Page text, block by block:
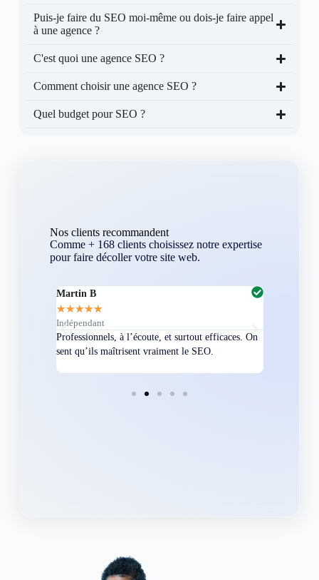
Puis-je faire du SEO moi-même ou dois-je faire appel
à une agence ?
C'est quoi une agence SEO ?
Comment choisir une agence SEO ?
Quel budget pour SEO ?
Nos clients recommandent
Comme + 168 clients choisissez notre expertise
pour faire décoller votre site web.
Martin B
★★★★★
Indépendant
Professionnels, à l’écoute, et surtout efficaces. On
sent qu’ils maîtrisent vraiment le SEO.